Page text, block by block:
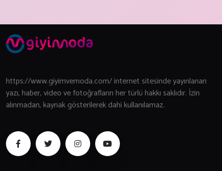
https://www.giyimvemoda.com/ internet sitesinde yayınlanan
yazı, haber, video ve fotoğrafların her türlü hakkı saklıdır. İzin
alınmadan, kaynak gösterilerek dahi kullanılamaz.